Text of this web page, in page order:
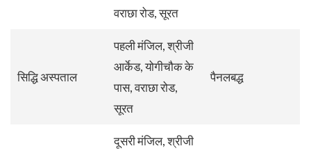
वराछा रोड, सूरत
सिद्धि अस्पताल
पहली मंजिल, श्रीजी
आर्केड, योगीचौक के
पास, वराछा रोड,
सूरत
पैनलबद्ध
दूसरी मंजिल, श्रीजी